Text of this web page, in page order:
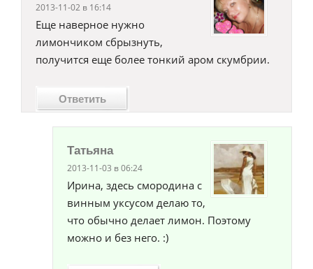
2013-11-02 в 16:14
Еще наверное нужно
лимончиком сбрызнуть,
получится еще более тонкий аром скумбрии.
Ответить
Татьяна
2013-11-03 в 06:24
Ирина, здесь смородина с
винным уксусом делаю то,
что обычно делает лимон. Поэтому
можно и без него. :)